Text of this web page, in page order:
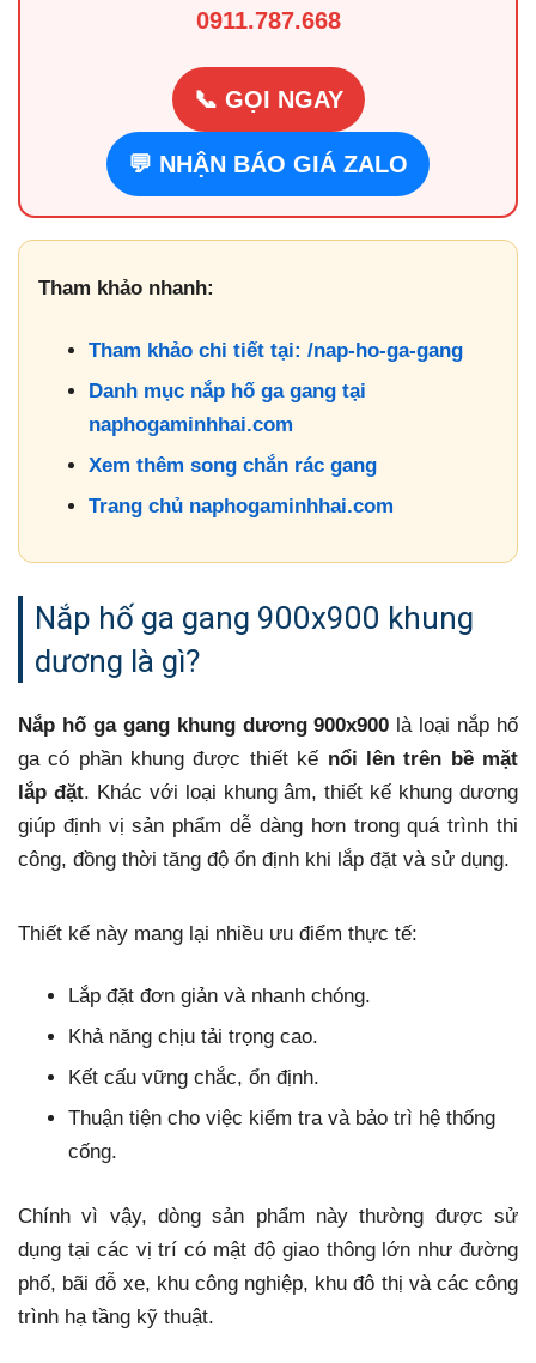
0911.787.668
📞 GỌI NGAY
💬 NHẬN BÁO GIÁ ZALO
Tham khảo nhanh:
Tham khảo chi tiết tại: /nap-ho-ga-gang
Danh mục nắp hố ga gang tại
naphogaminhhai.com
Xem thêm song chắn rác gang
Trang chủ naphogaminhhai.com
Nắp hố ga gang 900x900 khung
dương là gì?
Nắp hố ga gang khung dương 900x900 là loại nắp hố
ga có phần khung được thiết kế nổi lên trên bề mặt
lắp đặt. Khác với loại khung âm, thiết kế khung dương
giúp định vị sản phẩm dễ dàng hơn trong quá trình thi
công, đồng thời tăng độ ổn định khi lắp đặt và sử dụng.
Thiết kế này mang lại nhiều ưu điểm thực tế:
Lắp đặt đơn giản và nhanh chóng.
Khả năng chịu tải trọng cao.
Kết cấu vững chắc, ổn định.
Thuận tiện cho việc kiểm tra và bảo trì hệ thống
cống.
Chính vì vậy, dòng sản phẩm này thường được sử
dụng tại các vị trí có mật độ giao thông lớn như đường
phố, bãi đỗ xe, khu công nghiệp, khu đô thị và các công
trình hạ tầng kỹ thuật.